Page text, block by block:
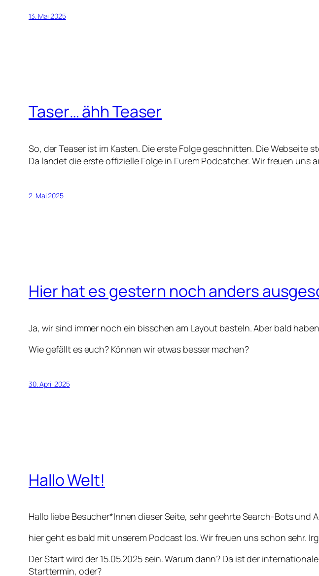
13. Mai 2025
Taser… ähh Teaser
So, der Teaser ist im Kasten. Die erste Folge geschnitten. Die Webseite
Da landet die erste offizielle Folge in Eurem Podcatcher. Wir freuen uns
2. Mai 2025
Hier hat es gestern noch anders
Ja, wir sind immer noch ein bisschen am Layout basteln. Aber bald
Wie gefällt es euch? Können wir etwas besser machen?
30. April 2025
Hallo Welt!
Hallo liebe Besucher*Innen dieser Seite, sehr geehrte Search-Bots und
hier geht es bald mit unserem Podcast los. Wir freuen uns schon sehr.
Der Start wird der 15.05.2025 sein. Warum dann? Da ist der
Starttermin, oder?